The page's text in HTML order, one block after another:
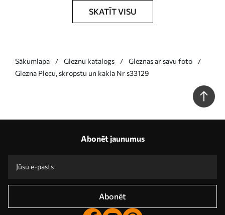
SKATĪT VISU
Sākumlapa Gleznu katalogs
Gleznas ar savu foto
Glezna Plecu, skropstu un kakla Nr s33129
Abonēt jaunumus
Abonēt